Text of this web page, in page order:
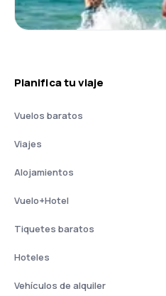
Planifica tu viaje
Vuelos baratos
Viajes
Alojamientos
Vuelo+Hotel
Tiquetes baratos
Hoteles
Vehículos de alquiler